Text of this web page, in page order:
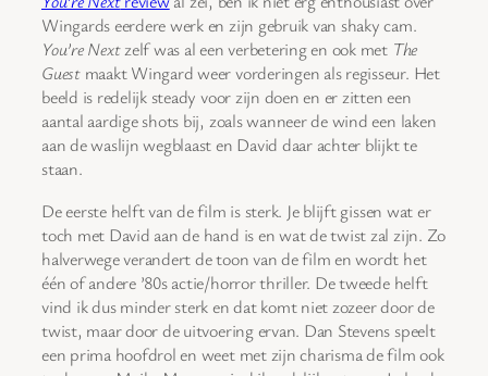
Wingards eerdere werk en zijn gebruik van shaky cam.
You’re Nextzelf was al een verbetering en ook met The
Guestmaakt Wingard weer vorderingen als regisseur. Het
beeld is redelijk steady voor zijn doen en er zitten een
aantal aardige shots bij, zoals wanneer de wind een laken
aan de waslijn wegblaast en David daar achter blijkt te
staan.
De eerste helft van de film is sterk. Je blijft gissen wat er
toch met David aan de hand is en wat de twist zal zijn. Zo
halverwege verandert de toon van de film en wordt het
één of andere ’80s actie/horror thriller. De tweede helft
vind ik dus minder sterk en dat komt niet zozeer door de
twist, maar door de uitvoering ervan. Dan Stevens speelt
een prima hoofdrol en weet met zijn charisma de film ook